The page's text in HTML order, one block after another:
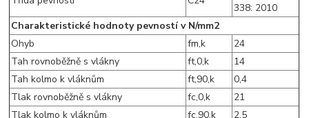
338: 2010
Charakteristické hodnoty pevností v N/mm2
Ohyb
fm,k
24
Tah rovnoběžně s vlákny
ft,0,k
14
Tah kolmo k vláknům
ft,90,k
0,4
Tlak rovnoběžně s vlákny
fc,0,k
21
Tlak kolmo k vláknům
fc,90,k
2,5